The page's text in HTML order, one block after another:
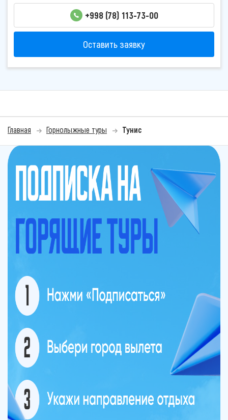
+998 (78) 113-73-00
Оставить заявку
Главная Горнолыжные туры Тунис